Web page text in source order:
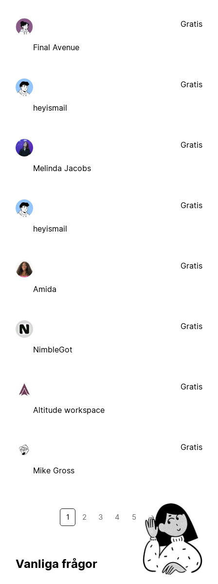
Final Avenue
Gratis
heyismail
Gratis
Melinda Jacobs
Gratis
heyismail
Gratis
Amida
Gratis
NimbleGot
Gratis
Altitude workspace
Gratis
Mike Gross
Gratis
1 2 3 4 5 →
Vanliga frågor